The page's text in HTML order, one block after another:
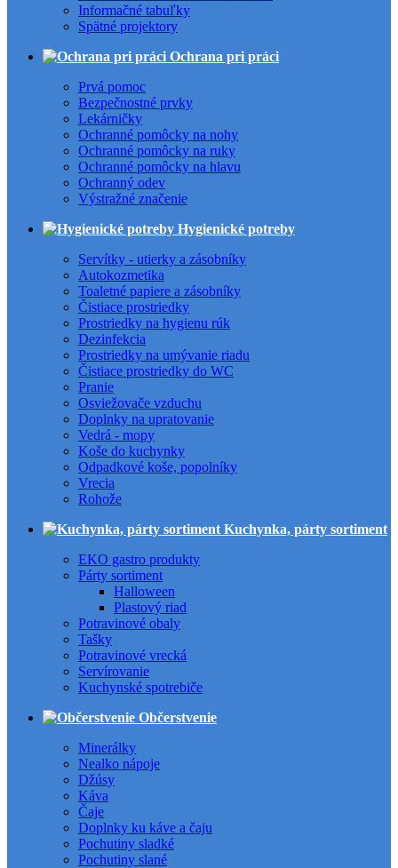
Informačné tabuľky
Spätné projektory
Ochrana pri práci
Prvá pomoc
Bezpečnostné prvky
Lekárničky
Ochranné pomôcky na nohy
Ochranné pomôcky na ruky
Ochranné pomôcky na hlavu
Ochranný odev
Výstražné značenie
Hygienické potreby
Servítky - utierky a zásobníky
Autokozmetika
Toaletné papiere a zásobníky
Čistiace prostriedky
Prostriedky na hygienu rúk
Dezinfekcia
Prostriedky na umývanie riadu
Čistiace prostriedky do WC
Pranie
Osviežovače vzduchu
Doplnky na upratovanie
Vedrá - mopy
Koše do kuchynky
Odpadkové koše, popolníky
Vrecia
Rohože
Kuchynka, párty sortiment
EKO gastro produkty
Párty sortiment
Halloween
Plastový riad
Potravinové obaly
Tašky
Potravinové vrecká
Servírovanie
Kuchynské spotrebiče
Občerstvenie
Minerálky
Nealko nápoje
Džúsy
Káva
Čaje
Doplnky ku káve a čaju
Pochutiny sladké
Pochutiny slané